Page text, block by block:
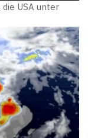
USA unter